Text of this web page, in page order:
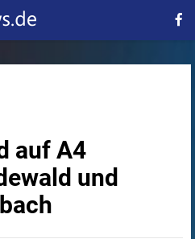
auf A4
und